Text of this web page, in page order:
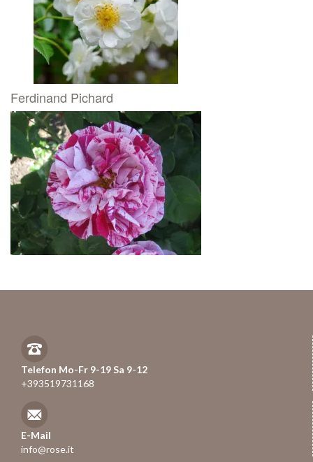
Ferdinand Pichard
Telefon Mo-Fr 9-19 Sa 9-12
+393519731168
E-Mail
info@rose.it